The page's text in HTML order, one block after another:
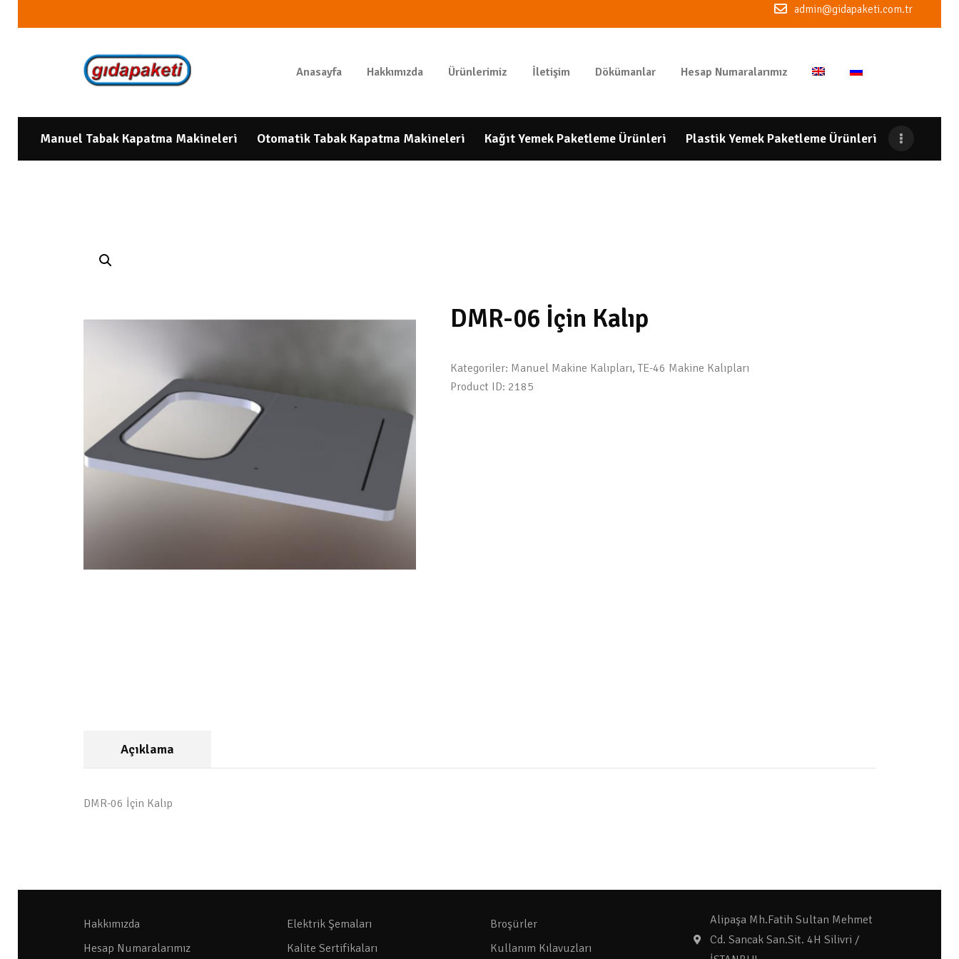
admin@gidapaketi.com.tr
Anasayfa Hakkımızda Ürünlerimiz İletişim Dökümanlar Hesap Numaralarımız
Manuel Tabak Kapatma Makineleri Otomatik Tabak Kapatma Makineleri Kağıt Yemek Paketleme Ürünleri Plastik Yemek Paketleme Ürünleri
GIDAPAKETI
ANASAYFA
HAKKIMIZDA
İLETIŞIM
DMR-06 İçin Kalıp
Kategoriler: Manuel Makine Kalıpları,TE-46 Makine Kalıpları
Product ID: 2185
Açıklama
DMR-06 İçin Kalıp
Hakkımızda
Hesap Numaralarımız
Elektrik Şemaları
Kalite Sertifikaları
Broşürler
Kullanım Kılavuzları
Alipaşa Mh.Fatih Sultan Mehmet
Cd. Sancak San.Sit. 4H Silivri /